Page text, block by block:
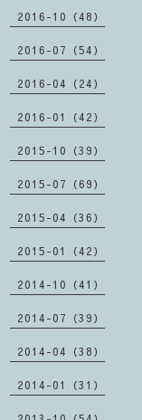
2016-10（48）
2016-07（54）
2016-04（24）
2016-01（42）
2015-10（39）
2015-07（69）
2015-04（36）
2015-01（42）
2014-10（41）
2014-07（39）
2014-04（38）
2014-01（31）